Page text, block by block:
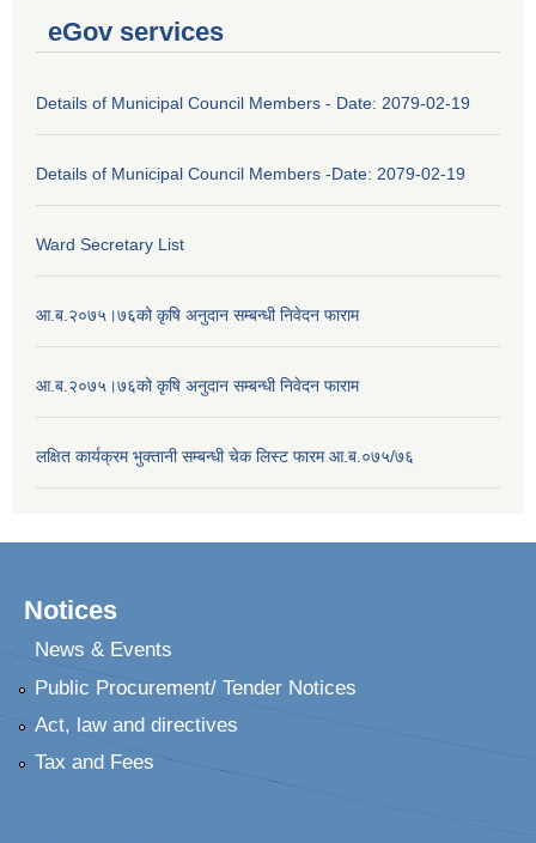
eGov services
Details of Municipal Council Members - Date: 2079-02-19
Details of Municipal Council Members -Date: 2079-02-19
Ward Secretary List
आ.ब.२०७५।७६को कृषि अनुदान सम्बन्धी निवेदन फाराम
आ.ब.२०७५।७६को कृषि अनुदान सम्बन्धी निवेदन फाराम
लक्षित कार्यक्रम भुक्तानी सम्बन्धी चेक लिस्ट फारम आ.ब.०७५/७६
Notices
News & Events
Public Procurement/ Tender Notices
Act, law and directives
Tax and Fees